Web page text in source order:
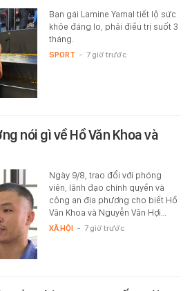
Bạn gái Lamine Yamal tiết lộ sức
khỏe đáng lo, phải điều trị suốt 3
tháng.
SPORT - 7 giờ trước
nói gì về Hồ Văn Khoa và
Ngày 9/8, trao đổi với phóng
viên, lãnh đạo chính quyền và
công an địa phương cho biết Hồ
Văn Khoa và Nguyễn Văn Hợi…
XÃ HỘI - 7 giờ trước